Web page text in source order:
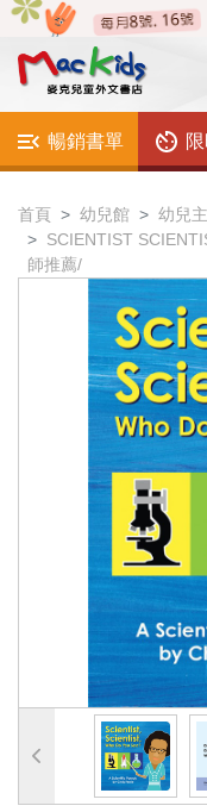
暢銷書單
首頁 幼兒館 幼兒
SCIENTIST
師推薦/